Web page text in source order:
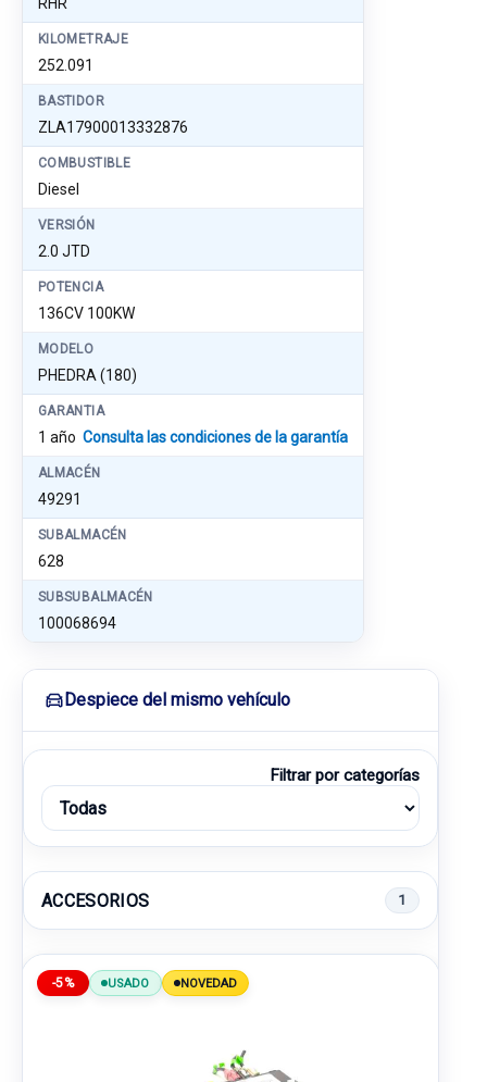
KILOMETRAJE
252.091
BASTIDOR
ZLA17900013332876
COMBUSTIBLE
Diesel
VERSIÓN
2.0 JTD
POTENCIA
136CV 100KW
MODELO
PHEDRA (180)
GARANTIA
1 año Consulta las condiciones de la garantía
ALMACÉN
49291
SUBALMACÉN
628
SUBSUBALMACÉN
100068694
Despiece del mismo vehículo
Filtrar por categorías
ACCESORIOS 1
-5% USADO NOVEDAD